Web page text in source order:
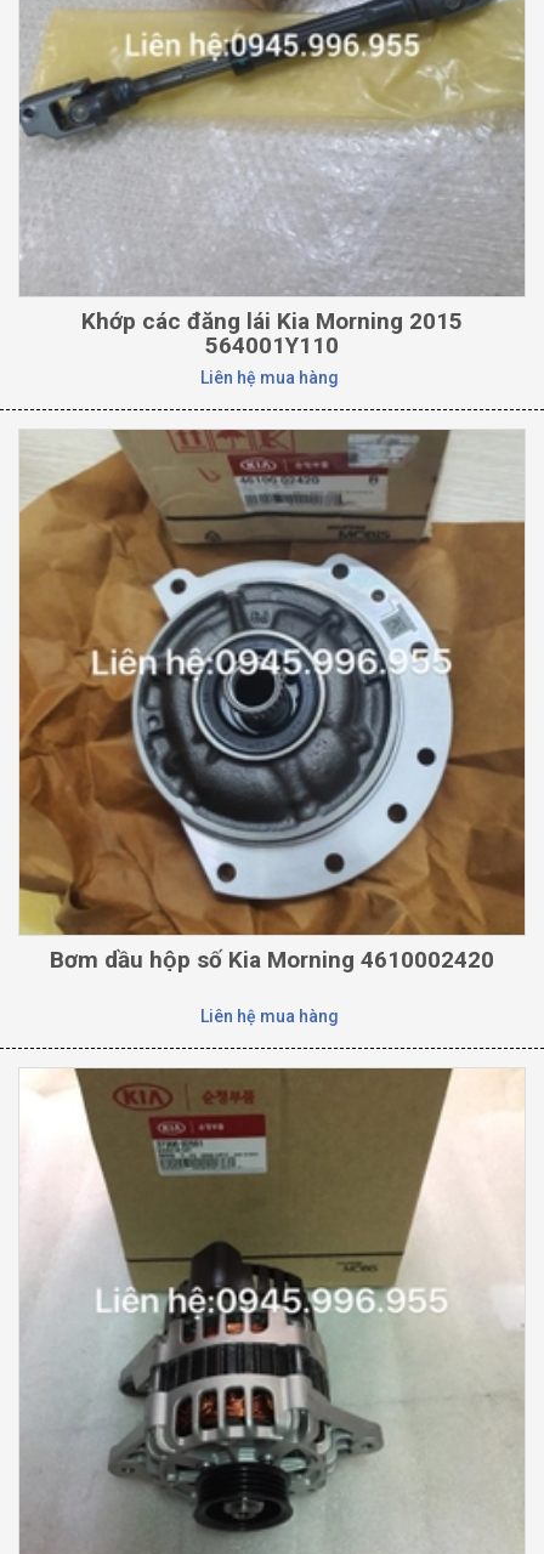
Khớp các đăng lái Kia Morning 2015
564001Y110
Liên hệ mua hàng
Bơm dầu hộp số Kia Morning 4610002420
Liên hệ mua hàng